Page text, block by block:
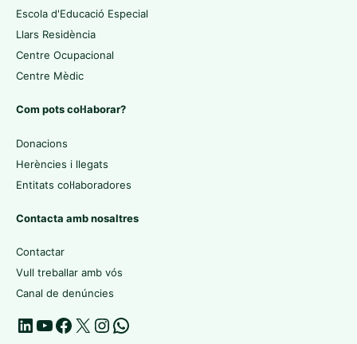
Escola d'Educació Especial
Llars Residència
Centre Ocupacional
Centre Mèdic
Com pots col·laborar?
Donacions
Herències i llegats
Entitats col·laboradores
Contacta amb nosaltres
Contactar
Vull treballar amb vós
Canal de denúncies